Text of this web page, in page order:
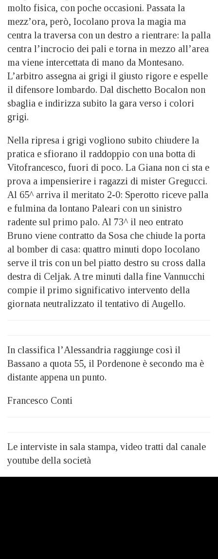
molto fisica, con poche occasioni. Passata la
mezz’ora, però, Iocolano prova la magia ma
centra la traversa con un destro a rientrare: la palla
centra l’incrocio dei pali e torna in mezzo all’area
ma viene intercettata di mano da Montesano.
L’arbitro assegna ai grigi il giusto rigore e espelle
il difensore lombardo. Dal dischetto Bocalon non
sbaglia e indirizza subito la gara verso i colori
grigi.
Nella ripresa i grigi vogliono subito chiudere la
pratica e sfiorano il raddoppio con una botta di
Vitofrancesco, fuori di poco. La Giana non ci sta e
prova a impensierire i ragazzi di mister Gregucci.
Al 65^ arriva il meritato 2-0: Sperotto riceve palla
e fulmina da lontano Paleari con un sinistro
radente sul primo palo. Al 73^ il neo entrato
Bruno viene contratto da Sosa che chiude la porta
al bomber di casa: quattro minuti dopo Iocolano
serve il tris con un bel piatto destro su cross dalla
destra di Celjak. A tre minuti dalla fine Vannucchi
compie il primo significativo intervento della
giornata neutralizzato il tentativo di Augello.
In classifica l’Alessandria raggiunge così il
Bassano a quota 55, il Pordenone è secondo ma è
distante appena un punto.
Francesco Conti
Le interviste in sala stampa, video tratti dal canale
youtube della società